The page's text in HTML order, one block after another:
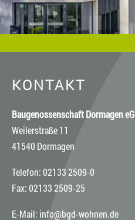
KONTAKT
Baugenossenschaft Dormagen eG
Weilerstraße 11
41540 Dormagen
Telefon: 02133 2509-0
Fax: 02133 2509-25
E-Mail: info@bgd-wohnen.de